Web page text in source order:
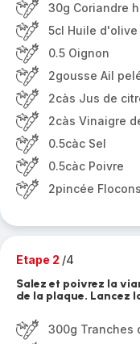
30g Coriandre
5cl Huile d'olive
0.5 Oignon
2gousse Ail
2càs Jus de
2càs Vinaigre
0.5càc Sel
0.5càc Poivre
2pincée
Etape 2 /4
Salez et poivrez la
de la plaque. Lancez
300g Tranches